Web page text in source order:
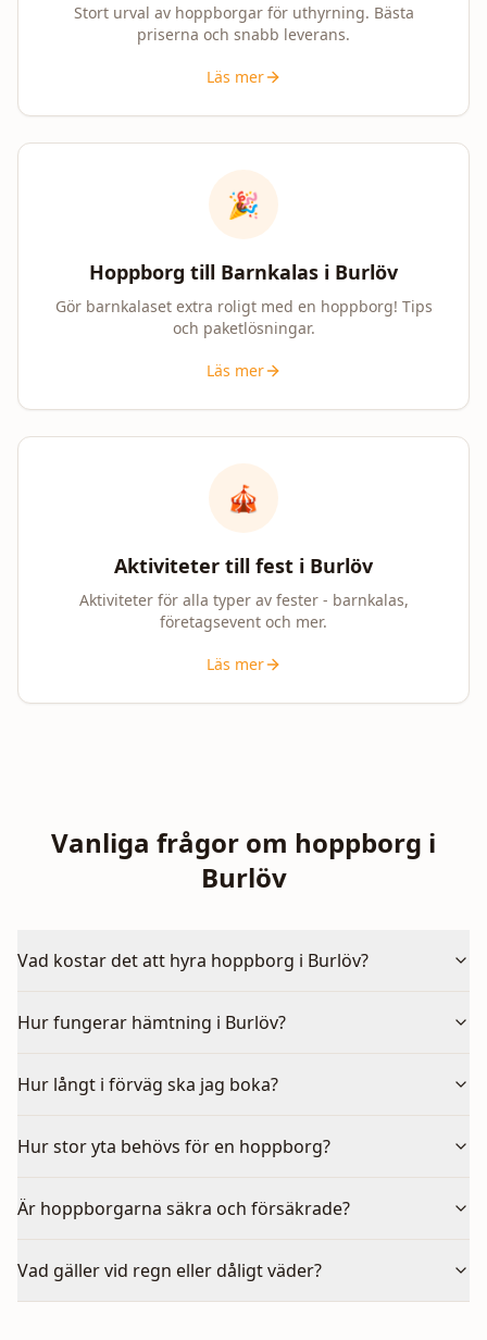
Stort urval av hoppborgar för uthyrning. Bästa
priserna och snabb leverans.
Läs mer
🎉
Hoppborg till Barnkalas i Burlöv
Gör barnkalaset extra roligt med en hoppborg! Tips
och paketlösningar.
Läs mer
🎪
Aktiviteter till fest i Burlöv
Aktiviteter för alla typer av fester - barnkalas,
företagsevent och mer.
Läs mer
Vanliga frågor om hoppborg i
Burlöv
Vad kostar det att hyra hoppborg i Burlöv?
Hur fungerar hämtning i Burlöv?
Hur långt i förväg ska jag boka?
Hur stor yta behövs för en hoppborg?
Är hoppborgarna säkra och försäkrade?
Vad gäller vid regn eller dåligt väder?